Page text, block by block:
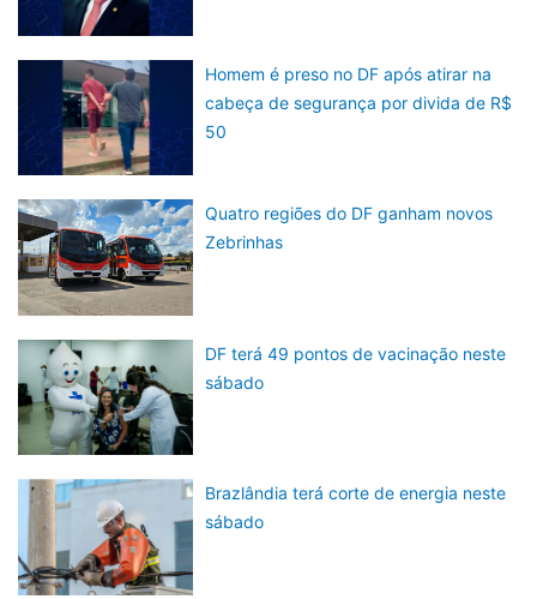
Homem é preso no DF após atirar na
cabeça de segurança por divida de R$
50
Quatro regiões do DF ganham novos
Zebrinhas
DF terá 49 pontos de vacinação neste
sábado
Brazlândia terá corte de energia neste
sábado